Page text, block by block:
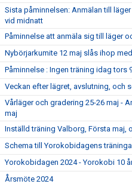
Sista påminnelsen: Anmälan till
vid midnatt
Påminnelse att anmäla sig till läger
Nybörjarkumite 12 maj slås ihop
Påminnelse : Ingen träning idag tors
Veckan efter lägret, avslutning, och
Vårläger och gradering 25-26 maj -
maj
Inställd träning Valborg, Första maj,
Schema till Yorokobidagens
Yorokobidagen 2024 - Yorokobi 10
Årsmöte 2024